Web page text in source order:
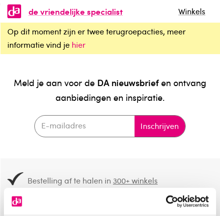
de vriendelijke specialist
Winkels
Op dit moment zijn er twee terugroepacties, meer
informatie vind je hier
Meld je aan voor de DA nieuwsbriefen ontvang
aanbiedingen en inspiratie.
Inschrijven
Bestelling af te halen in300+ winkels